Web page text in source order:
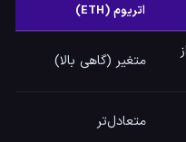
اتریوم (ETH)
متغیر (گاهی بالا)
متعادل‌تر